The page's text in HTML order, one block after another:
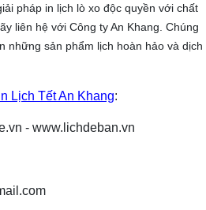
pháp in lịch lò xo độc quyền với chất
liên hệ với Công ty An Khang. Chúng
những sản phẩm lịch hoàn hảo và dịch
Lịch Tết An Khang:
- www.lichdeban.vn